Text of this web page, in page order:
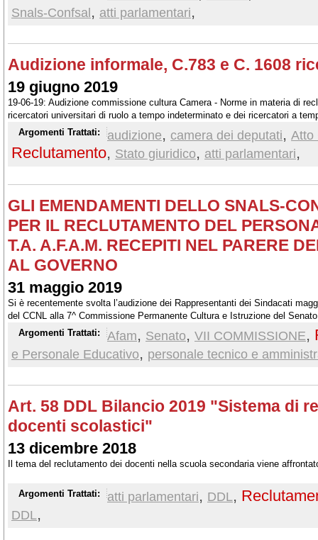
Snals-Confsal, atti parlamentari,
Audizione informale, C.783 e C. 1608
19 giugno 2019
19-06-19: Audizione commissione cultura Camera - Norme in materia di
ricercatori universitari di ruolo a tempo indeterminato e dei ricercatori a
programmazione del fabbisogno organico delle università..
Argomenti Trattati: audizione, camera dei deputati, Atto
Reclutamento, Stato giuridico, atti parlamentari,
GLI EMENDAMENTI DELLO SNALS-
PER IL RECLUTAMENTO DEL
T.A. A.F.A.M. RECEPITI NEL PARERE
AL GOVERNO
31 maggio 2019
Si è recentemente svolta l’audizione dei Rappresentanti dei Sindacati
del CCNL alla 7^ Commissione Permanente Cultura e Istruzione del
legislativo relativo allo Schema di Decreto del Presidente della
procedure e le modalità per la programmazione e il reclutamento del
amministrativo e tecnico del comparto dell'alta formazione artistica,
Argomenti Trattati: Afam, Senato, VII COMMISSIONE,
e Personale Educativo, personale tecnico e
Art. 58 DDL Bilancio 2019 "Sistema di
docenti scolastici"
13 dicembre 2018
Il tema del reclutamento dei docenti nella scuola secondaria viene
Argomenti Trattati: atti parlamentari, DDL,
DDL,